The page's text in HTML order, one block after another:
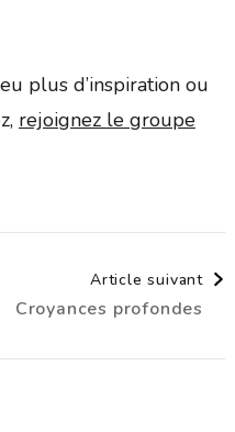
plus d’inspiration ou
rejoignez le groupe
Article suivant
Croyances profondes